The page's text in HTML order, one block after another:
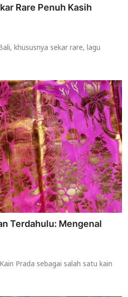
Rare Penuh Kasih
khususnya sekar rare, lagu
Terdahulu: Mengenal
Prada sebagai salah satu kain